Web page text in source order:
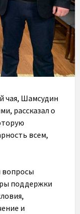
чая, Шамсудин
рассказал о
всем,
вопросы
поддержки
и